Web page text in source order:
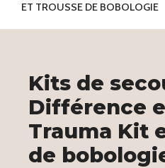
ET TROUSSE DE BOBOLOGIE
Kits de
Différence
Trauma Kit
de